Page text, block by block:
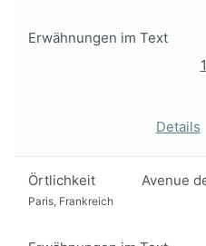
Erwähnungen im Text
1
Details
Örtlichkeit Avenue
Paris, Frankreich